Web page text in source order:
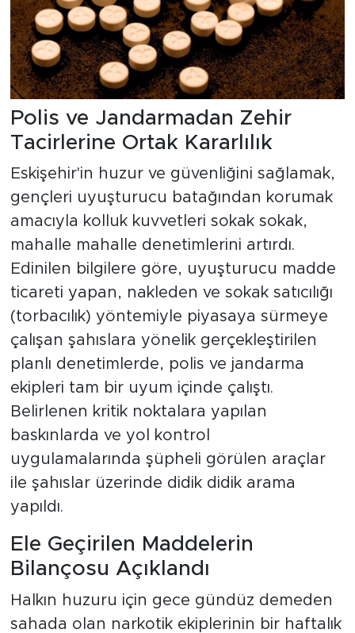
Polis ve Jandarmadan Zehir
Tacirlerine Ortak Kararlılık
Eskişehir'in huzur ve güvenliğini sağlamak,
gençleri uyuşturucu batağından korumak
amacıyla kolluk kuvvetleri sokak sokak,
mahalle mahalle denetimlerini artırdı.
Edinilen bilgilere göre, uyuşturucu madde
ticareti yapan, nakleden ve sokak satıcılığı
(torbacılık) yöntemiyle piyasaya sürmeye
çalışan şahıslara yönelik gerçekleştirilen
planlı denetimlerde, polis ve jandarma
ekipleri tam bir uyum içinde çalıştı.
Belirlenen kritik noktalara yapılan
baskınlarda ve yol kontrol
uygulamalarında şüpheli görülen araçlar
ile şahıslar üzerinde didik didik arama
yapıldı.
Ele Geçirilen Maddelerin
Bilançosu Açıklandı
Halkın huzuru için gece gündüz demeden
sahada olan narkotik ekiplerinin bir haftalık